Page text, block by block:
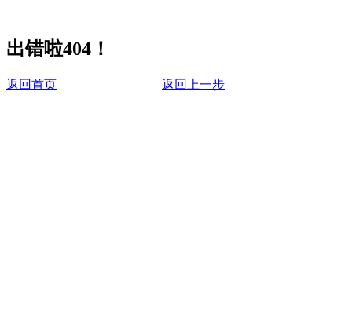
出错啦404！
返回首页 返回上一步